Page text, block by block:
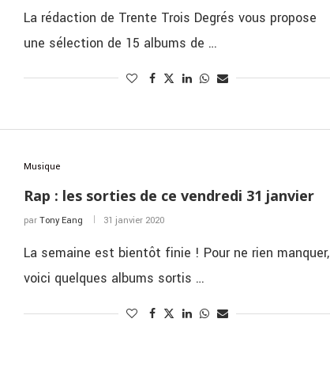
La rédaction de Trente Trois Degrés vous propose
une sélection de 15 albums de …
Musique
Rap : les sorties de ce vendredi 31 janvier
par Tony Eang 31 janvier 2020
La semaine est bientôt finie ! Pour ne rien manquer,
voici quelques albums sortis …